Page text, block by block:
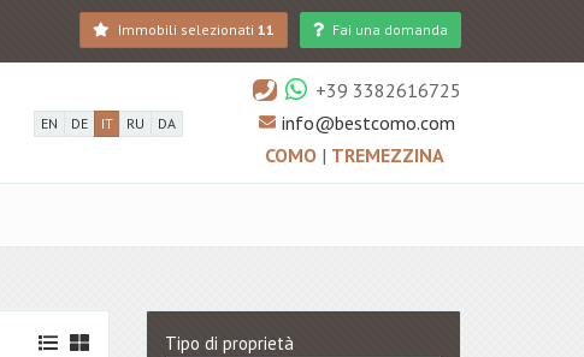
Immobili selezionati 11 Fai una domanda
EN DE IT RU DA
+39 3382616725
info@bestcomo.com
COMO | TREMEZZINA
Tipo di proprietà